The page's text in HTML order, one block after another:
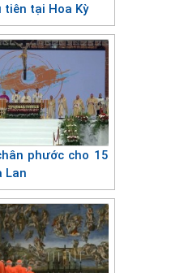
tiên tại Hoa Kỳ
phước cho 15
Lan